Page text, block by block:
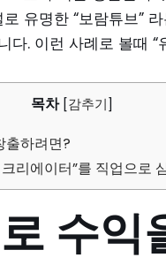
유명한 “보람튜브”
다. 이런 사례로 볼때
목차 [감추기 ]
출하려면?
리에이터”를 직업으로
수익